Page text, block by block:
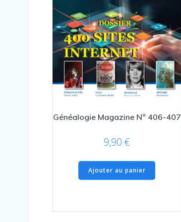
Généalogie Magazine N° 406-407
9,90 €
Ajouter au panier